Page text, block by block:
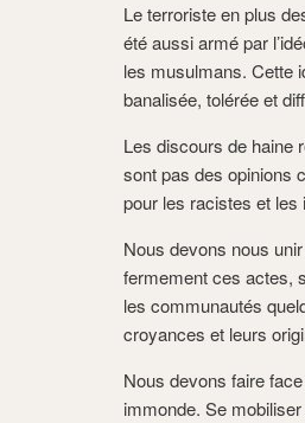
Le terroriste en plus
été aussi armé par
les musulmans. Cette
banalisée, tolérée et
Les discours de haine
sont pas des opinions
pour les racistes et les
Nous devons nous
fermement ces actes,
les communautés
croyances et leurs
Nous devons faire
immonde. Se